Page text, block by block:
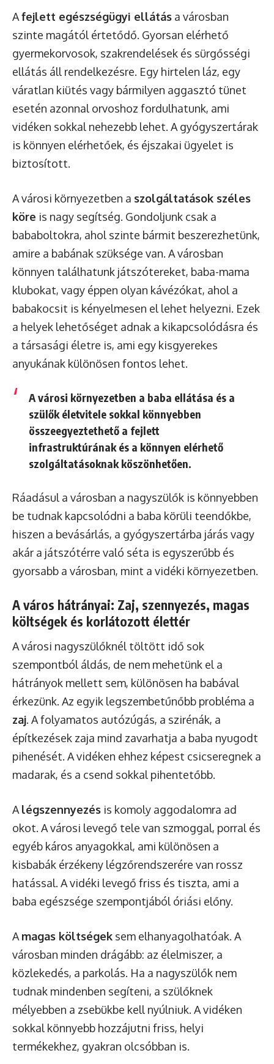
Afejlett egészségügyi ellátás a városban
szinte magától értetődő. Gyorsan elérhető
gyermekorvosok, szakrendelések és sürgősségi
ellátás áll rendelkezésre. Egy hirtelen láz, egy
váratlan kiütés vagy bármilyen aggasztó tünet
esetén azonnal orvoshoz fordulhatunk, ami
vidéken sokkal nehezebb lehet. A gyógyszertárak
is könnyen elérhetőek, és éjszakai ügyelet is
biztosított.
A városi környezetben a szolgáltatások széles
köre is nagy segítség. Gondoljunk csak a
bababoltokra, ahol szinte bármit beszerezhetünk,
amire a babának szüksége van. A városban
könnyen találhatunk játszótereket, baba-mama
klubokat, vagy éppen olyan kávézókat, ahol a
babakocsit is kényelmesen el lehet helyezni. Ezek
a helyek lehetőséget adnak a kikapcsolódásra és
a társasági életre is, ami egy kisgyerekes
anyukának különösen fontos lehet.
A városi környezetben a baba ellátása és a
szülők életvitele sokkal könnyebben
összeegyeztethető a fejlett
infrastruktúrának és a könnyen elérhető
szolgáltatásoknak köszönhetően.
Ráadásul a városban a nagyszülők is könnyebben
be tudnak kapcsolódni a baba körüli teendőkbe,
hiszen a bevásárlás, a gyógyszertárba járás vagy
akár a játszótérre való séta is egyszerűbb és
gyorsabb a városban, mint a vidéki környezetben.
A város hátrányai: Zaj, szennyezés, magas
költségek és korlátozott élettér
A városi nagyszülőknél töltött idő sok
szempontból áldás, de nem mehetünk el a
hátrányok mellett sem, különösen ha babával
érkezünk. Az egyik legszembetűnőbb probléma a
zaj. A folyamatos autózúgás, a szirénák, a
építkezések zaja mind zavarhatja a baba nyugodt
pihenését. A vidéken ehhez képest csicseregnek a
madarak, és a csend sokkal pihentetőbb.
A légszennyezés is komoly aggodalomra ad
okot. A városi levegő tele van szmoggal, porral és
egyéb káros anyagokkal, ami különösen a
kisbabák érzékeny légzőrendszerére van rossz
hatással. A vidéki levegő friss és tiszta, ami a
baba egészsége szempontjából óriási előny.
A magas költségek sem elhanyagolhatóak. A
városban minden drágább: az élelmiszer, a
közlekedés, a parkolás. Ha a nagyszülők nem
tudnak mindenben segíteni, a szülőknek
mélyebben a zsebükbe kell nyúlniuk. A vidéken
sokkal könnyebb hozzájutni friss, helyi
termékekhez, gyakran olcsóbban is.